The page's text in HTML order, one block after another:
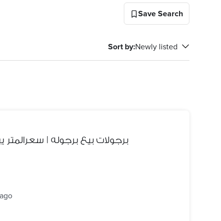
Save Search
Sort by:Newly listed
برجولات بيع برجوله | سعرالمتر يبداء1200 - برجولة